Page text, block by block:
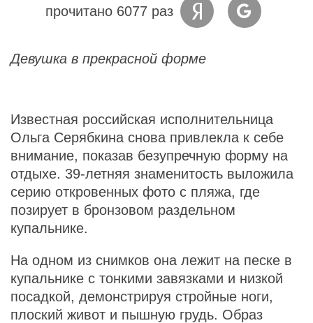
прочитано 6077 раз
Девушка в прекрасной форме
Известная российская исполнительница
Ольга Серябкина снова привлекла к себе
внимание, показав безупречную форму на
отдыхе. 39-летняя знаменитость выложила
серию откровенных фото с пляжа, где
позирует в бронзовом раздельном
купальнике.
На одном из снимков она лежит на песке в
купальнике с тонкими завязками и низкой
посадкой, демонстрируя стройные ноги,
плоский живот и пышную грудь. Образ